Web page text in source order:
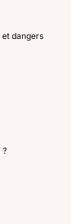
et dangers
?